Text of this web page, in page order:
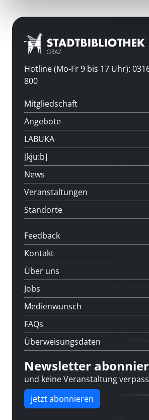
Hotline (Mo-Fr 9 bis 17 Uhr):
800
Mitgliedschaft
Angebote
LABUKA
[kju:b]
News
Veranstaltungen
Standorte
Feedback
Kontakt
Über uns
Jobs
Medienwunsch
FAQs
Überweisungsdaten
Newsletter
und keine Veranstaltung
jetzt abonnieren